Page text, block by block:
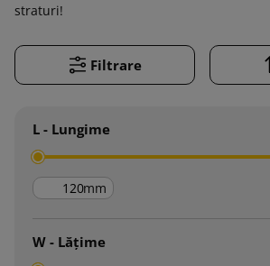
straturi!
Filtrare
L - Lungime
mm
W - Lățime